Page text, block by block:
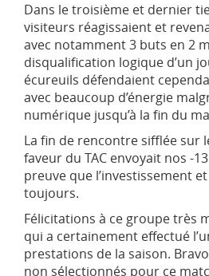
Dans le troisième et dernier
visiteurs réagissaient et
avec notamment 3 buts en 2
disqualification logique d’un
écureuils défendaient
avec beaucoup d’énergie
numérique jusqu’à la fin du
La fin de rencontre sifflée sur
faveur du TAC envoyait nos -
preuve que l’investissement
toujours.
Félicitations à ce groupe très
qui a certainement effectué
prestations de la saison.
non sélectionnés pour ce